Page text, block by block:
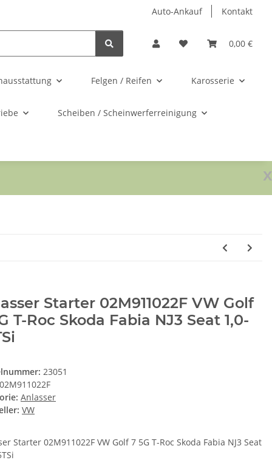
Auto-Ankauf Kontakt
0,00 €
Felgen / Reifen Karosserie
Scheiben / Scheinwerferreinigung
x
Starter 02M911022F VW Golf
T-Roc Skoda Fabia NJ3 Seat 1,0-
23051
02M911022F
Anlasser
VW
Starter 02M911022F VW Golf 7 5G T-Roc Skoda Fabia NJ3 Seat